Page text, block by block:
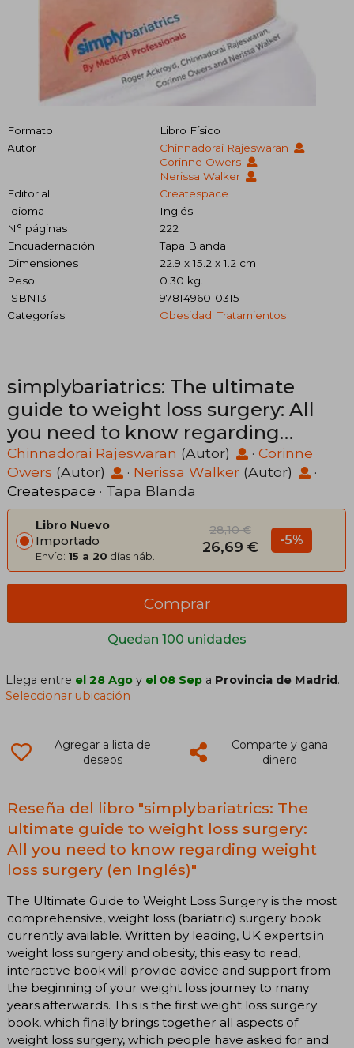
Formato
Libro Físico
Autor
Chinnadorai Rajeswaran
Corinne Owers
Nerissa Walker
Editorial
Createspace
Idioma
Inglés
N° páginas
222
Encuadernación
Tapa Blanda
Dimensiones
22.9 x 15.2 x 1.2 cm
Peso
0.30 kg.
ISBN13
9781496010315
Categorías
Obesidad: Tratamientos
simplybariatrics: The ultimate
guide to weight loss surgery: All
you need to know regarding
weight loss surgery (en Inglés)
Chinnadorai Rajeswaran (Autor) · Corinne
Owers (Autor) · Nerissa Walker (Autor)
·
Createspace · Tapa Blanda
Libro Nuevo
Importado
Envío: 15 a 20 días háb.
28,10 €
26,69 € -5%
Quedan 100 unidades
Comprar
Llega entre el 28 Ago y el 08 Sep a Provincia de Madrid.
Seleccionar ubicación
Agregar a lista de
deseos
Comparte y gana
dinero
Reseña del libro "simplybariatrics: The
ultimate guide to weight loss surgery:
All you need to know regarding weight
loss surgery (en Inglés)"
The Ultimate Guide to Weight Loss Surgery is the most
comprehensive, weight loss (bariatric) surgery book
currently available. Written by leading, UK experts in
weight loss surgery and obesity, this easy to read,
interactive book will provide advice and support from
the beginning of your weight loss journey to many
years afterwards. This is the first weight loss surgery
book, which finally brings together all aspects of
weight loss surgery, which people have asked for and